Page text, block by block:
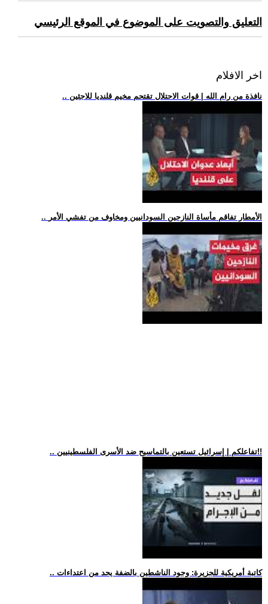
التعليق والتصويت على الموضوع في الموقع الرئيسي
اخر الافلام
.. نافذة من رام الله | قوات الاحتلال تقتحم مخيم قلنديا للاجئين
.. الأمطار تفاقم مأساة النازحين السودانيين ومخاوف من تفشي الأمر
.. تفاعلكم | إسرائيل تستعين بالتماسيح ضد الأسرى الفلسطينيين!!
.. كاتبة أمريكية للجزيرة: وجود الناشطين بالضفة يحد من اعتداءات